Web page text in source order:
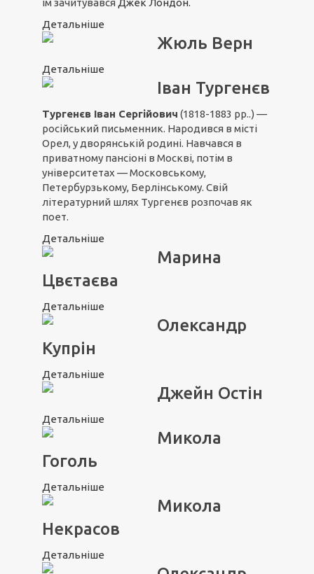
їм зачитувався Джек Лондон.
Детальніше
Жюль Верн
Детальніше
Іван Тургенєв
Тургенєв Іван Сергійович (1818-1883 рр..) —
російський письменник. Народився в місті
Орел, у дворянській родині. Навчався в
приватному пансіоні в Москві, потім в
університетах — Московському,
Петербурзькому, Берлінському. Свій
літературний шлях Тургенєв розпочав як
поет.
Детальніше
Марина
Цвєтаєва
Детальніше
Олександр
Купрін
Детальніше
Джейн Остін
Детальніше
Микола
Гоголь
Детальніше
Микола
Некрасов
Детальніше